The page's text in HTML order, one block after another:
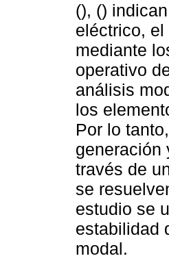
(), ()
eléctrico,
mediante
operativo
análisis
los
Por lo
generación
través de
se
estudio se
estabilidad
modal.